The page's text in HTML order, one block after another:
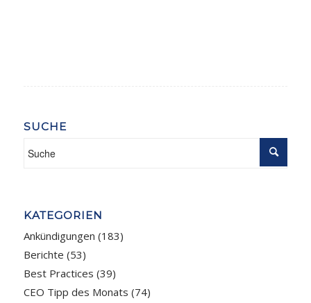
SUCHE
KATEGORIEN
Ankündigungen (183)
Berichte (53)
Best Practices (39)
CEO Tipp des Monats (74)